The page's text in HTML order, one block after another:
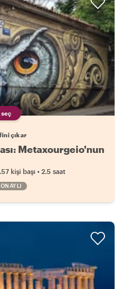
çıkar
Metaxourgeio'nun
kişi başı • 2.5 saat